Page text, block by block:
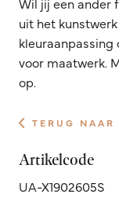
uit het
kleuraanpassing
voor maatwerk.
op.
TERUG NAAR
Artikelcode
UA-X1902605S